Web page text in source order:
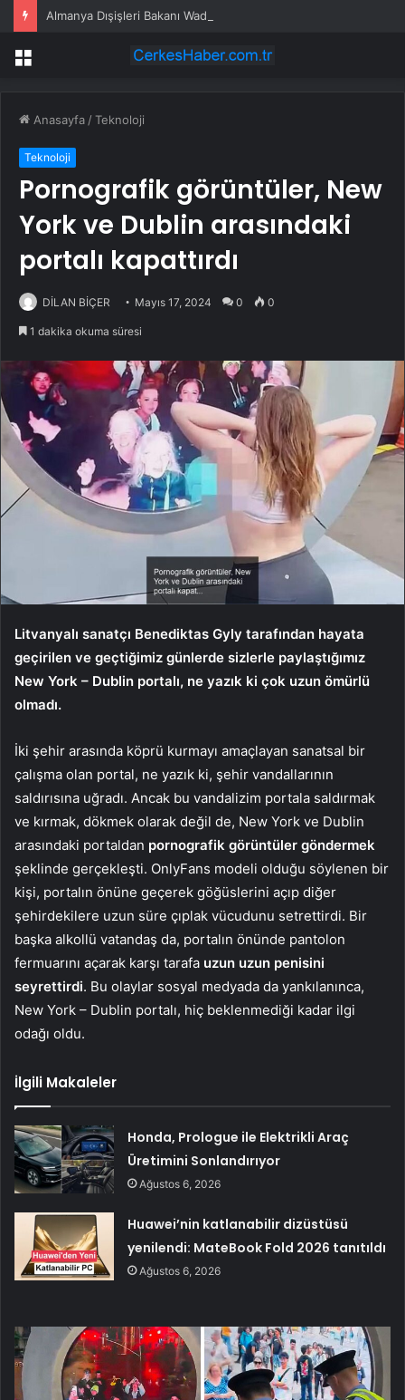
Menü
Anasayfa /Teknoloji
Teknoloji
Pornografik görüntüler, New
York ve Dublin arasındaki
portalı kapattırdı
DİLAN BİÇER Mayıs 17, 2024 0 0
1 dakika okuma süresi
Litvanyalı sanatçı Benediktas Gyly tarafından hayata
geçirilen ve geçtiğimiz günlerde sizlerle paylaştığımız
New York – Dublin portalı, ne yazık ki çok uzun ömürlü
olmadı.
İki şehir arasında köprü kurmayı amaçlayan sanatsal bir
çalışma olan portal, ne yazık ki, şehir vandallarının
saldırısına uğradı. Ancak bu vandalizim portala saldırmak
ve kırmak, dökmek olarak değil de, New York ve Dublin
arasındaki portaldan pornografik görüntüler göndermek
şeklinde gerçekleşti. OnlyFans modeli olduğu söylenen bir
kişi, portalın önüne geçerek göğüslerini açıp diğer
şehirdekilere uzun süre çıplak vücudunu setrettirdi. Bir
başka alkollü vatandaş da, portalın önünde pantolon
fermuarını açarak karşı tarafa uzun uzun penisini
seyrettirdi. Bu olaylar sosyal medyada da yankılanınca,
New York – Dublin portalı, hiç beklenmediği kadar ilgi
odağı oldu.
İlgili Makaleler
Honda, Prologue ile Elektrikli Araç
Üretimini Sonlandırıyor
Ağustos 6, 2026
Huawei’nin katlanabilir dizüstüsü
yenilendi: MateBook Fold 2026 tanıtıldı
Ağustos 6, 2026